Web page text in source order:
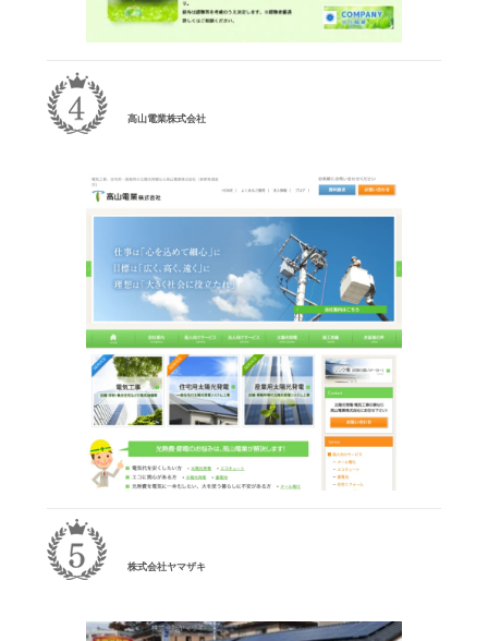
高山電業株式会社
株式会社ヤマザキ